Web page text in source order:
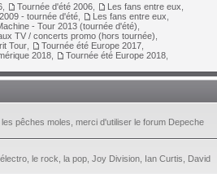
Tournée d'été 2006 Les fans entre eux
- tournée d'été Les fans entre eux
- Tour 2013 (tournée d'été)
TV / concerts promo (hors tournée)
Tour Tournée été Europe 2017
2018 Tournée été Europe 2018
pêches moles, merci d'utiliser le forum Depeche
le rock, la pop, Joy Division, Ian Curtis, David